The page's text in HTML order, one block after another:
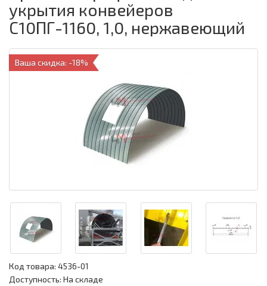
укрытия конвейеров
С10ПГ-1160, 1,0, нержавеющий
Ваша скидка: -18%
Код товара: 4536-01
Доступность: На складе